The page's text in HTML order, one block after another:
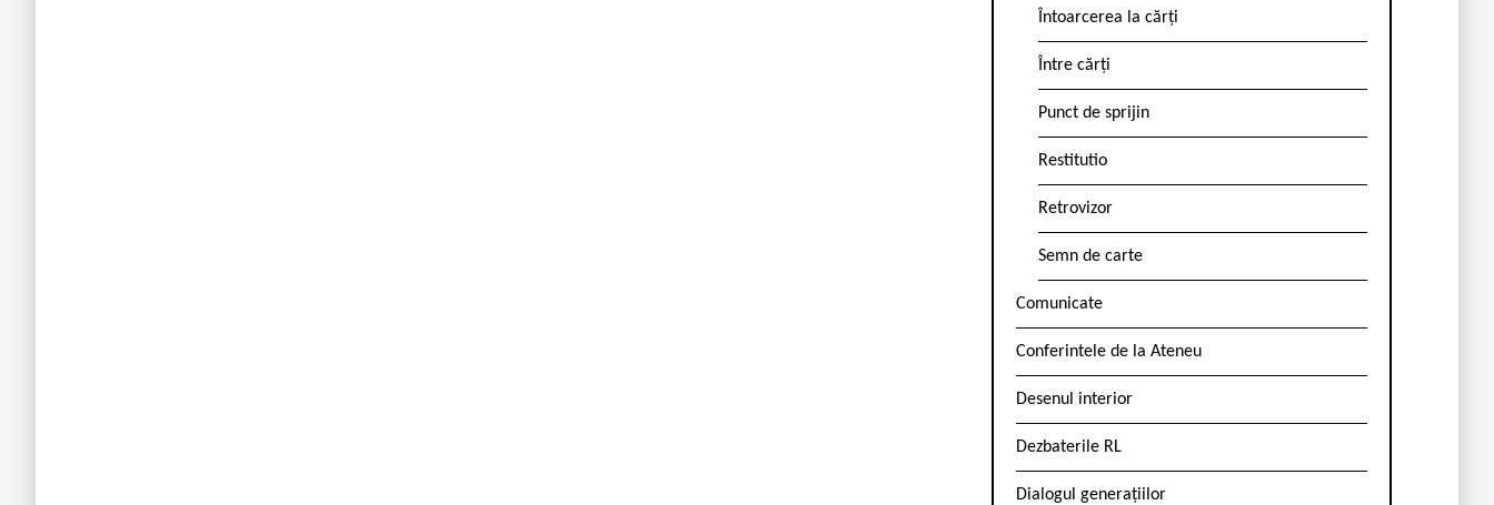
Întoarcerea la cărți
Între cărți
Punct de sprijin
Restitutio
Retrovizor
Semn de carte
Comunicate
Conferintele de la Ateneu
Desenul interior
Dezbaterile RL
Dialogul generațiilor